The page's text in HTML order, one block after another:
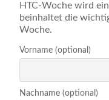
HTC-Woche wird
beinhaltet die
Woche.
Vorname (optional)
Nachname (optional)